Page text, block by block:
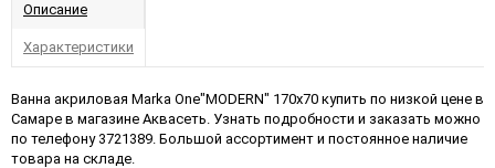
Описание
Характеристики
Ванна акриловая Marka One"MODERN" 170x70 купить по низкой цене в
Самаре в магазине Аквасеть. Узнать подробности и заказать можно
по телефону 3721389. Большой ассортимент и постоянное наличие
товара на складе.